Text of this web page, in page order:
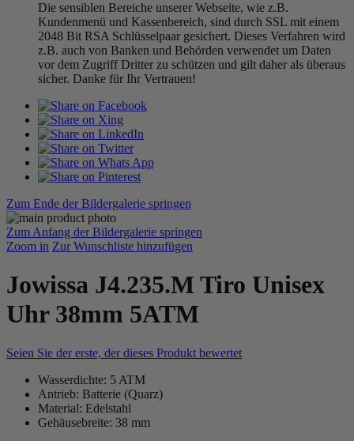
Die sensiblen Bereiche unserer Webseite, wie z.B.
Kundenmenü und Kassenbereich, sind durch SSL mit einem
2048 Bit RSA Schlüsselpaar gesichert. Dieses Verfahren wird
z.B. auch von Banken und Behörden verwendet um Daten
vor dem Zugriff Dritter zu schützen und gilt daher als überaus
sicher. Danke für Ihr Vertrauen!
Zum Ende der Bildergalerie springen
Zum Anfang der Bildergalerie springen
Zoom in Zur Wunschliste hinzufügen
Jowissa J4.235.M Tiro Unisex
Uhr 38mm 5ATM
Seien Sie der erste, der dieses Produkt bewertet
Wasserdichte: 5 ATM
Antrieb: Batterie (Quarz)
Material: Edelstahl
Gehäusebreite: 38 mm